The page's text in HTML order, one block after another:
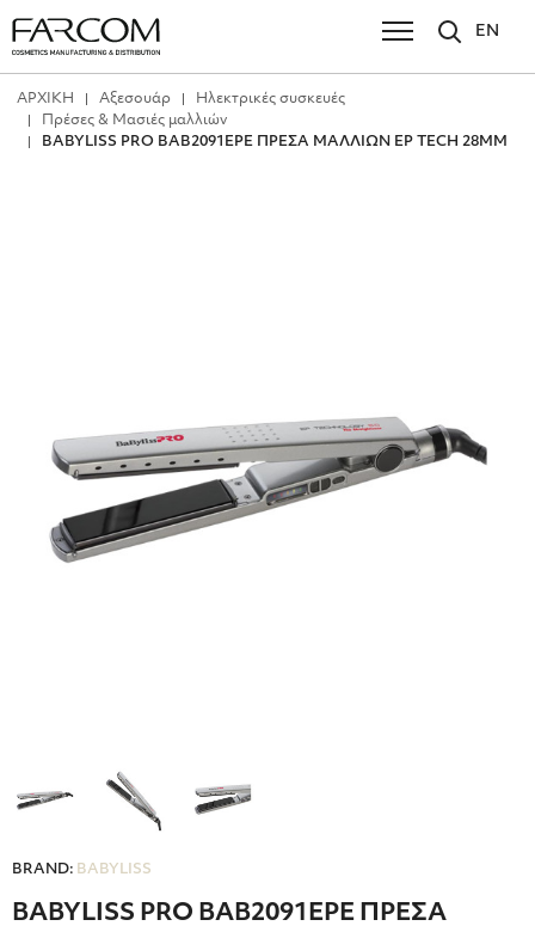
EN
ΑΡΧΙΚΗ Αξεσουάρ
Ηλεκτρικές συσκευές
Πρέσες & Μασιές μαλλιών
BABYLISS PRO ΒΑΒ2091EPE ΠΡΕΣΑ ΜΑΛΛΙΩΝ EP TECH 28MM
BRAND: BABYLISS
BABYLISS PRO ΒΑΒ2091EPE ΠΡΕΣΑ